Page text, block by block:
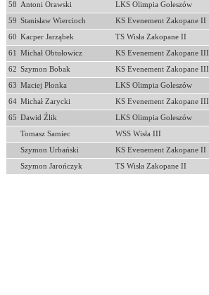
58 Antoni Orawski LKS Olimpia Goleszów
59 Stanisław Wiercioch KS Evenement Zakopane II
60 Kacper Jarząbek TS Wisła Zakopane II
61 Michał Obtułowicz KS Evenement Zakopane III
62 Szymon Bobak KS Evenement Zakopane III
63 Maciej Płonka LKS Olimpia Goleszów
64 Michał Zarycki KS Evenement Zakopane III
65 Dawid Źlik LKS Olimpia Goleszów
Tomasz Samiec WSS Wisła III
Szymon Urbański KS Evenement Zakopane II
Szymon Jarończyk TS Wisła Zakopane II